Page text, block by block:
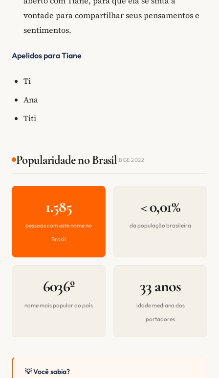
vontade para compartilhar seus pensamentos e
sentimentos.
Apelidos para Tiane
Ti
Ana
Titi
Popularidade no BrasilIBGE 2022
1.585
pessoas com este nome no
Brasil
< 0,01%
da população brasileira
6036º
nome mais popular do país
33 anos
idade mediana dos
portadores
💡 Você sabia?